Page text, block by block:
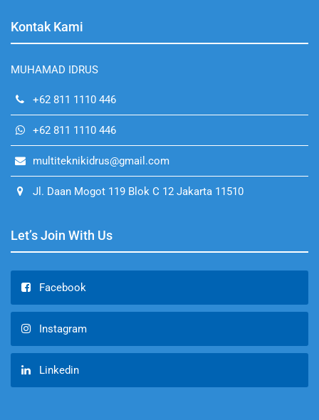
Kontak Kami
MUHAMAD IDRUS
+62 811 1110 446
+62 811 1110 446
multiteknikidrus@gmail.com
Jl. Daan Mogot 119 Blok C 12 Jakarta 11510
Let’s Join With Us
Facebook
Instagram
Linkedin